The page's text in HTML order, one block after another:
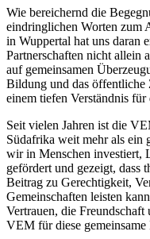
Wie bereichernd die
eindringlichen Worten zum
in Wuppertal hat uns daran
Partnerschaften nicht allein
auf gemeinsamen
Bildung und das
einem tiefen Verständnis
Seit vielen Jahren ist die
Südafrika weit mehr als ein
wir in Menschen investiert,
gefördert und gezeigt, dass
Beitrag zu Gerechtigkeit,
Gemeinschaften leisten
Vertrauen, die Freundschaft
VEM für diese gemeinsame